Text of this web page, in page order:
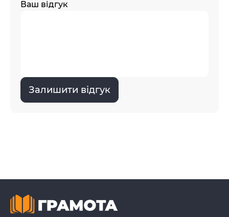
Ваш відгук
Залишити відгук